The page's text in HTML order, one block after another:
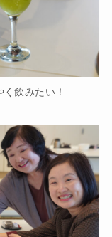
飲みたい！